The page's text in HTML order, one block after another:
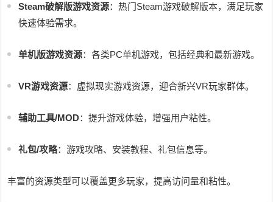
Steam破解版游戏资源：热门Steam游戏破解版本，满足玩家
快速体验需求。
单机版游戏资源：各类PC单机游戏，包括经典和最新游戏。
VR游戏资源：虚拟现实游戏资源，迎合新兴VR玩家群体。
辅助工具/MOD：提升游戏体验，增强用户粘性。
礼包/攻略：游戏攻略、安装教程、礼包信息等。
丰富的资源类型可以覆盖更多玩家，提高访问量和粘性。